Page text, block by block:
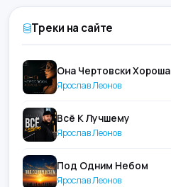
Треки на сайте
Она Чертовски Хороша
Ярослав Леонов
Всё К Лучшему
Ярослав Леонов
Под Одним Небом
Ярослав Леонов